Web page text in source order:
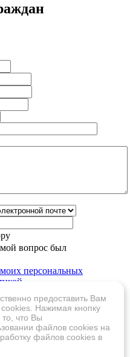
вопрос был
персональных
предоставить Вам
Нажимая кнопку
что Вы
файлов cookies на
файлов cookies в